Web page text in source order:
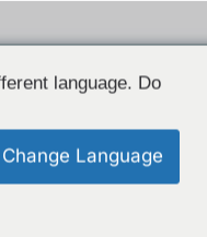
language. Do
Change Language